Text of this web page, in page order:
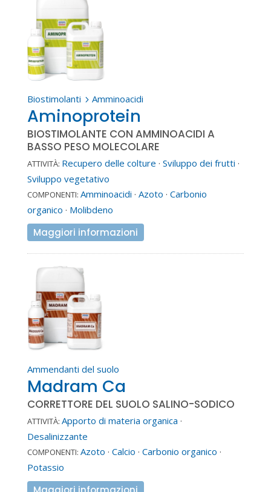
Biostimolanti 5 Amminoacidi
Aminoprotein
BIOSTIMOLANTE CON AMMINOACIDI A
BASSO PESO MOLECOLARE
ATTIVITÀ: Recupero delle colture · Sviluppo dei frutti ·
Sviluppo vegetativo
COMPONENTI: Amminoacidi · Azoto · Carbonio
organico · Molibdeno
Maggiori informazioni
Ammendanti del suolo
Madram Ca
CORRETTORE DEL SUOLO SALINO-SODICO
ATTIVITÀ: Apporto di materia organica ·
Desalinizzante
COMPONENTI: Azoto · Calcio · Carbonio organico ·
Potassio